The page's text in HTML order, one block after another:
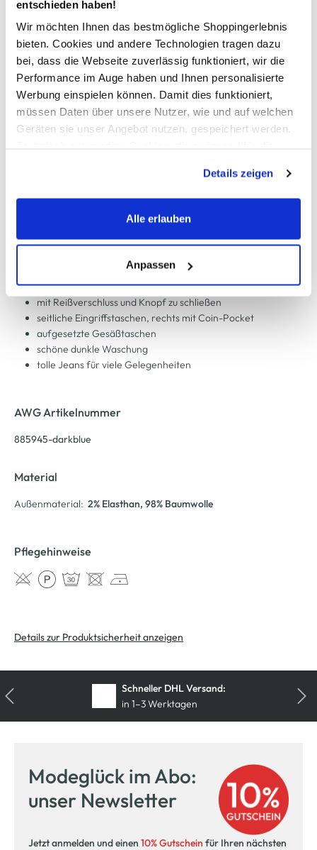
entschieden haben!
Wir möchten Ihnen das bestmögliche Shoppingerlebnis
bieten. Cookies und andere Technologien tragen dazu
bei, dass die Webseite zuverlässig funktioniert, wir die
Performance im Auge haben und Ihnen personalisierte
Werbung einspielen können. Damit dies funktioniert,
müssen Daten über unsere Nutzer, wie und auf welchen
Geräten sie unser Angebot nutzen, gespeichert werden.
werden, werden bei der Nutzung der Webseite auf jeden
Fall gesetzt. Cookies von Drittanbietern für Analyse- oder
Trackingzwecke werden nur dann aktiviert, wenn Sie das
erlauben" bzw. "Alle erlauben" klicken. Mehr dazu
(einschließlich der Möglichkeit, die Einwilligungserklärung
zu ändern oder zu widerrufen) erfahren Sie in unserem
Cookie-Hinweisbzw. derDatenschutzerklärung.
Details zeigen
Alle erlauben
Anpassen
In den Warenkorb
Schneller DHL Versand: in 1–3 Werktagen
Kostenfreie Rücksendung innerhalb 14 Tage
Kostenlose Filiallieferung in Ihre Wunschfiliale
Herren Jeans in dunkler Waschung
lässige Jeans von Southern Territory
mit Reißverschluss und Knopf zu schließen
seitliche Eingriffstaschen, rechts mit Coin-Pocket
aufgesetzte Gesäßtaschen
schöne dunkle Waschung
tolle Jeans für viele Gelegenheiten
AWG Artikelnummer
885945-darkblue
Material
Außenmaterial: 2% Elasthan, 98% Baumwolle
Pflegehinweise
Details zur Produktsicherheit anzeigen
Kostenfreie Rücksendung
innerhalb 14 Tage
Modeglück im Abo:
unser Newsletter
Jetzt anmelden und einen 10% Gutschein für Ihren nächsten